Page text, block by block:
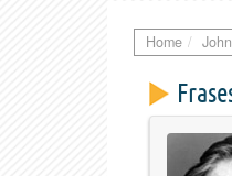
Home